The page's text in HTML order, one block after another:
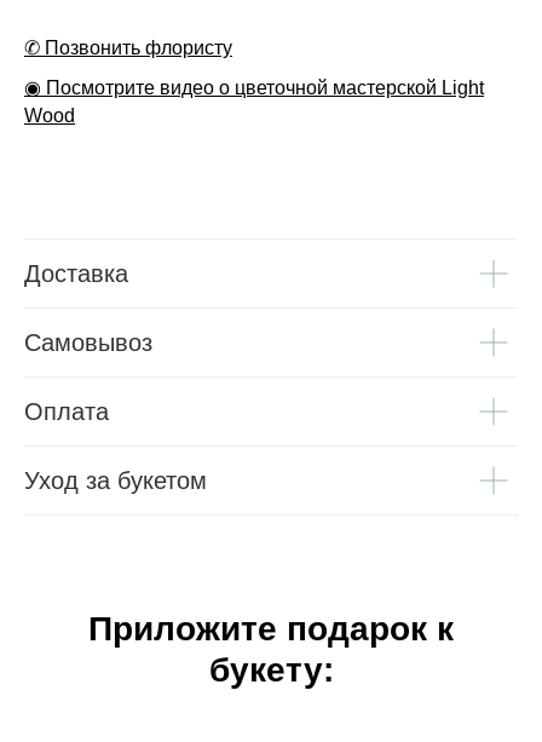
✆ Позвонить флористу
◉ Посмотрите видео о цветочной мастерской Light
Wood
Доставка
Самовывоз
Оплата
Уход за букетом
Приложите подарок к
букету: